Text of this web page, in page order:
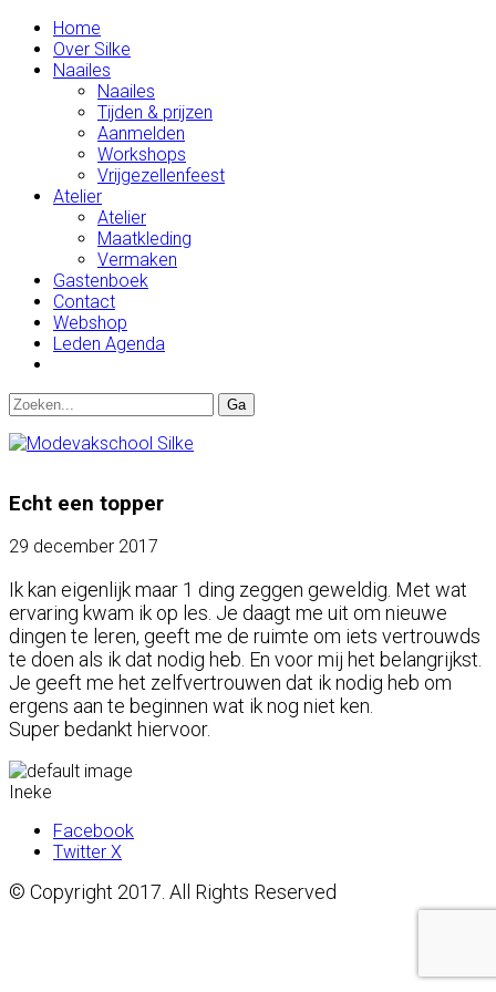
Home
Over Silke
Naailes
Naailes
Tijden & prijzen
Aanmelden
Workshops
Vrijgezellenfeest
Atelier
Atelier
Maatkleding
Vermaken
Gastenboek
Contact
Webshop
Leden Agenda
Echt een topper
29 december 2017
Ik kan eigenlijk maar 1 ding zeggen geweldig. Met wat
ervaring kwam ik op les. Je daagt me uit om nieuwe
dingen te leren, geeft me de ruimte om iets vertrouwds
te doen als ik dat nodig heb. En voor mij het belangrijkst.
Je geeft me het zelfvertrouwen dat ik nodig heb om
ergens aan te beginnen wat ik nog niet ken.
Super bedankt hiervoor.
Ineke
Facebook
Twitter X
© Copyright 2017. All Rights Reserved